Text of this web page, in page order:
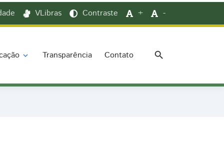
VLibras Contraste + -
expand_more Transparência Contato search